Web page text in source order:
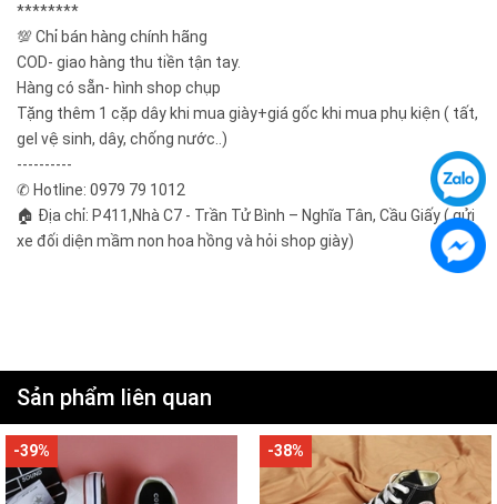
********
💯 Chỉ bán hàng chính hãng
COD- giao hàng thu tiền tận tay.
Hàng có sẵn- hình shop chụp
Tặng thêm 1 cặp dây khi mua giày+giá gốc khi mua phụ kiện ( tất,
gel vệ sinh, dây, chống nước..)
----------
✆ Hotline: 0979 79 1012
🏠 Địa chỉ: P411,Nhà C7 - Trần Tử Bình – Nghĩa Tân, Cầu Giấy ( gửi
xe đối diện mầm non hoa hồng và hỏi shop giày)
Sản phẩm liên quan
-39% -38%